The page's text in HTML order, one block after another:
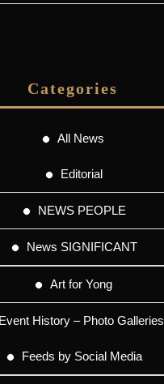
Categories
All News
Editorial
NEWS PEOPLE
News SIGNIFICANT
Art for Yong
Event History – Photo Galleries
Feeds by Social Media